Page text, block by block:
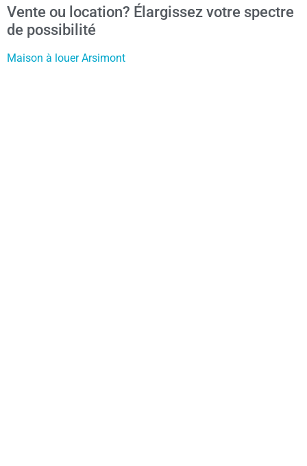
Vente ou location? Élargissez votre spectre
de possibilité
Maison à louer Arsimont